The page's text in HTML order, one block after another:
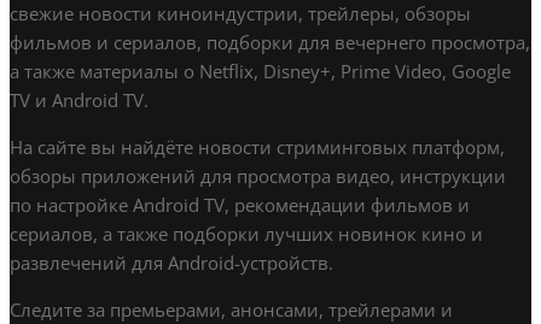
свежие новости киноиндустрии, трейлеры, обзоры
фильмов и сериалов, подборки для вечернего просмотра,
а также материалы о Netflix, Disney+, Prime Video, Google
TV и Android TV.
На сайте вы найдёте новости стриминговых платформ,
обзоры приложений для просмотра видео, инструкции
по настройке Android TV, рекомендации фильмов и
сериалов, а также подборки лучших новинок кино и
развлечений для Android-устройств.
Следите за премьерами, анонсами, трейлерами и